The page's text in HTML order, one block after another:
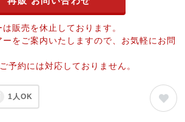
販売を休止しております。
をご案内いたしますので、お気軽にお問
予約には対応しておりません。
1人OK